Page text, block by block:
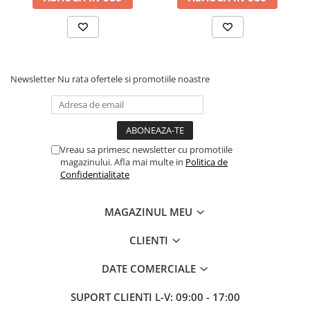
Usor de instalat si intretinut
de instalare iti ofera toate informatiile necesare pentru a te putea
bucura cat mai rapid de noul corp de iluminat.
Producator: WOFI Leuchten Gmbh
Material: Metal
Becuri incluse: LED, Da
Newsletter Nu rata ofertele si promotiile noastre
Vreau sa primesc newsletter cu promotiile
magazinului. Afla mai multe in Politica de
Confidentialitate
MAGAZINUL MEU
CLIENTI
DATE COMERCIALE
SUPORT CLIENTI L-V: 09:00 - 17:00